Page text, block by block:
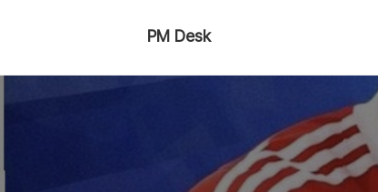
PM Desk